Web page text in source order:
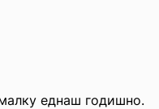
еднаш годишно.